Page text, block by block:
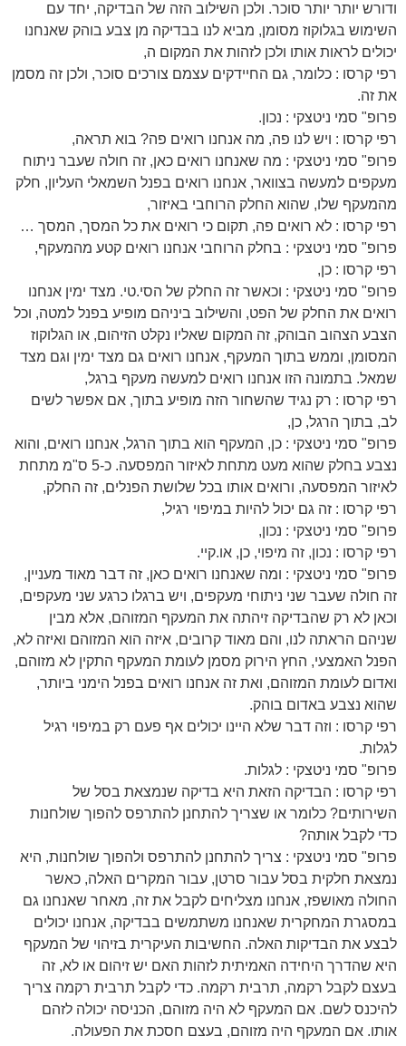
ודורש יותר יותר סוכר. ולכן השילוב הזה של הבדיקה, יחד עם
השימוש בגלוקוז מסומן, מביא לנו בבדיקה מן צבע בוהק שאנחנו
יכולים לראות אותו ולכן לזהות את המקום ה,
רפי קרסו : כלומר, גם החיידקים עצמם צורכים סוכר, ולכן זה מסמן
את זה.
פרופ" סמי ניטצקי : נכון.
רפי קרסו : ויש לנו פה, מה אנחנו רואים פה? בוא תראה,
פרופ" סמי ניטצקי : מה שאנחנו רואים כאן, זה חולה שעבר ניתוח
מעקפים למעשה בצוואר, אנחנו רואים בפנל השמאלי העליון, חלק
מהמעקף שלו, שהוא החלק הרוחבי באיזור,
רפי קרסו : לא רואים פה, תקום כי רואים את כל המסך, המסך …
פרופ" סמי ניטצקי : בחלק הרוחבי אנחנו רואים קטע מהמעקף,
רפי קרסו : כן,
פרופ" סמי ניטצקי : וכאשר זה החלק של הסי.טי. מצד ימין אנחנו
רואים את החלק של הפט, והשילוב ביניהם מופיע בפנל למטה, וכל
הצבע הצהוב הבוהק, זה המקום שאליו נקלט הזיהום, או הגלוקוז
המסומן, וממש בתוך המעקף, אנחנו רואים גם מצד ימין וגם מצד
שמאל. בתמונה הזו אנחנו רואים למעשה מעקף ברגל,
רפי קרסו : רק נגיד שהשחור הזה מופיע בתוך, אם אפשר לשים
לב, בתוך הרגל, כן,
פרופ" סמי ניטצקי : כן, המעקף הוא בתוך הרגל, אנחנו רואים, והוא
נצבע בחלק שהוא מעט מתחת לאיזור המפסעה. כ-5 ס"מ מתחת
לאיזור המפסעה, ורואים אותו בכל שלושת הפנלים, זה החלק,
רפי קרסו : זה גם יכול להיות במיפוי רגיל,
פרופ" סמי ניטצקי : נכון,
רפי קרסו : נכון, זה מיפוי, כן, או.קיי.
פרופ" סמי ניטצקי : ומה שאנחנו רואים כאן, זה דבר מאוד מעניין,
זה חולה שעבר שני ניתוחי מעקפים, ויש ברגלו כרגע שני מעקפים,
וכאן לא רק שהבדיקה זיהתה את המעקף המזוהם, אלא מבין
שניהם הראתה לנו, והם מאוד קרובים, איזה הוא המזוהם ואיזה לא,
הפנל האמצעי, החץ הירוק מסמן לעומת המעקף התקין לא מזוהם,
ואדום לעומת המזוהם, ואת זה אנחנו רואים בפנל הימני ביותר,
שהוא נצבע באדום בוהק.
רפי קרסו : וזה דבר שלא היינו יכולים אף פעם רק במיפוי רגיל
לגלות.
פרופ" סמי ניטצקי : לגלות.
רפי קרסו : הבדיקה הזאת היא בדיקה שנמצאת בסל של
השירותים? כלומר או שצריך להתחנן להתרפס להפוך שולחנות
כדי לקבל אותה?
פרופ" סמי ניטצקי : צריך להתחנן להתרפס ולהפוך שולחנות, היא
נמצאת חלקית בסל עבור סרטן, עבור המקרים האלה, כאשר
החולה מאושפז, אנחנו מצליחים לקבל את זה, מאחר שאנחנו גם
במסגרת המחקרית שאנחנו משתמשים בבדיקה, אנחנו יכולים
לבצע את הבדיקות האלה. החשיבות העיקרית בזיהוי של המעקף
היא שהדרך היחידה האמיתית לזהות האם יש זיהום או לא, זה
בעצם לקבל רקמה, תרבית רקמה. כדי לקבל תרבית רקמה צריך
להיכנס לשם. אם המעקף לא היה מזוהם, הכניסה יכולה לזהם
אותו. אם המעקף היה מזוהם, בעצם חסכת את הפעולה.